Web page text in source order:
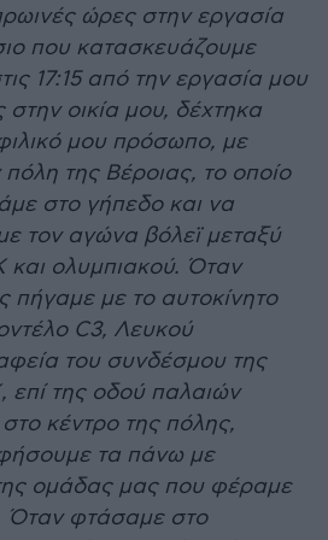
ώρες στην εργασία
που κατασκευάζουμε
17:15 από την εργασία μου
στην οικία μου, δέχτηκα
μου πρόσωπο, με
της Βέροιας, το οποίο
στο γήπεδο και να
τον αγώνα βόλεϊ μεταξύ
ολυμπιακού. Όταν
πήγαμε με το αυτοκίνητο
C3, Λευκού
του συνδέσμου της
της οδού παλαιών
κέντρο της πόλης,
τα πάνω με
ομάδας μας που φέραμε
Όταν φτάσαμε στο